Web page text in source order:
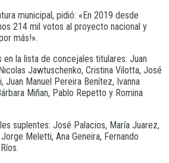
municipal, pidió: «En 2019 desde
214 mil votos al proyecto nacional y
más!».
en la lista de concejales titulares: Juan
Jawtuschenko, Cristina Vilotta, José
Juan Manuel Pereira Benítez, Ivanna
Miñan, Pablo Repetto y Romina
suplentes: José Palacios, María Juarez,
Meletti, Ana Geneira, Fernando